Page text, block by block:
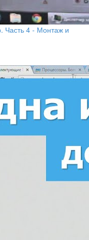
Часть 4 - Монтаж и